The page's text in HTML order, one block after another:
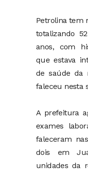
Petrolina tem
totalizando
anos, com
que estava
de saúde da
faleceu nesta
A prefeitura
exames
faleceram
dois em
unidades da